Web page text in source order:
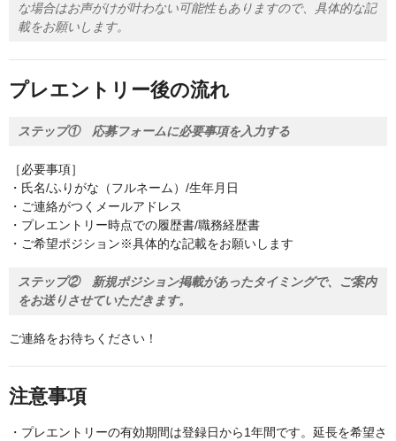
な場合はお声がけが叶わない可能性もありますので、具体的な記
載をお願いします。
プレエントリー後の流れ
ステップ① 応募フォームに必要事項を入力する
［必要事項］
・氏名/ふりがな（フルネーム）/生年月日
・ご連絡がつくメールアドレス
・プレエントリー時点での履歴書/職務経歴書
・ご希望ポジション※具体的な記載をお願いします
ステップ② 新規ポジション掲載があったタイミングで、ご案内
をお送りさせていただきます。
ご連絡をお待ちください！
注意事項
・プレエントリーの有効期間は登録日から1年間です。延長を希望さ